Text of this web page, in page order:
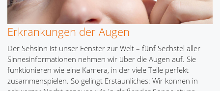
Erkrankungen der Augen
Der Sehsinn ist unser Fenster zur Welt – fünf Sechstel aller
Sinnesinformationen nehmen wir über die Augen auf. Sie
funktionieren wie eine Kamera, in der viele Teile perfekt
zusammenspielen. So gelingt Erstaunliches: Wir können in